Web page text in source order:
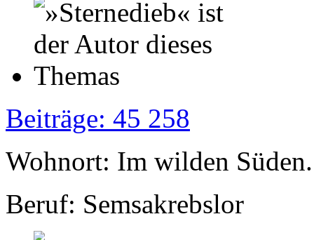
Beiträge: 45 258
Wohnort: Im wilden
Beruf: Semsakrebslor